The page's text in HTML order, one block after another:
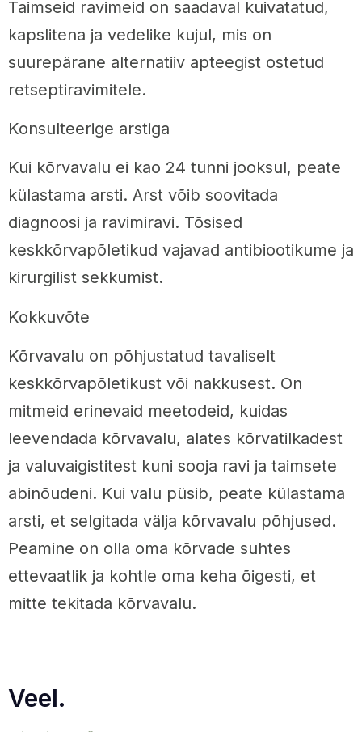
Taimseid ravimeid on saadaval kuivatatud,
kapslitena ja vedelike kujul, mis on
suurepärane alternatiiv apteegist ostetud
retseptiravimitele.
Konsulteerige arstiga
Kui kõrvavalu ei kao 24 tunni jooksul, peate
külastama arsti. Arst võib soovitada
diagnoosi ja ravimiravi. Tõsised
keskkõrvapõletikud vajavad antibiootikume ja
kirurgilist sekkumist.
Kokkuvõte
Kõrvavalu on põhjustatud tavaliselt
keskkõrvapõletikust või nakkusest. On
mitmeid erinevaid meetodeid, kuidas
leevendada kõrvavalu, alates kõrvatilkadest
ja valuvaigistitest kuni sooja ravi ja taimsete
abinõudeni. Kui valu püsib, peate külastama
arsti, et selgitada välja kõrvavalu põhjused.
Peamine on olla oma kõrvade suhtes
ettevaatlik ja kohtle oma keha õigesti, et
mitte tekitada kõrvavalu.
Veel.